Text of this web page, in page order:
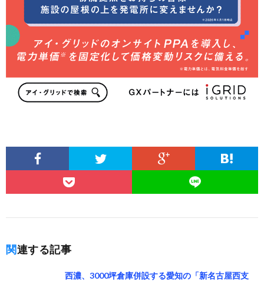
関連する記事
西濃、3000坪倉庫併設する愛知の「新名古屋西支